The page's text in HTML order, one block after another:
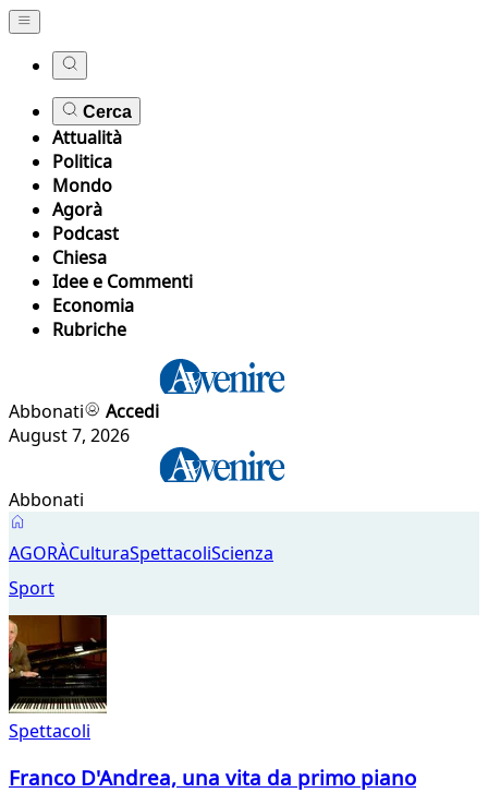
Cerca
Attualità
Politica
Mondo
Agorà
Podcast
Chiesa
Idee e Commenti
Economia
Rubriche
Abbonati
Accedi
August 7, 2026
Abbonati
Spettacoli
AGORÀCulturaSpettacoliScienza
Sport
Spettacoli
Franco D'Andrea, una vita da primo piano